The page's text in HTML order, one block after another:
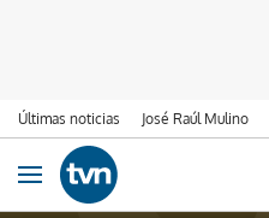
Últimas noticias José Raúl Mulino
Ir al contenido
Obrir navegació